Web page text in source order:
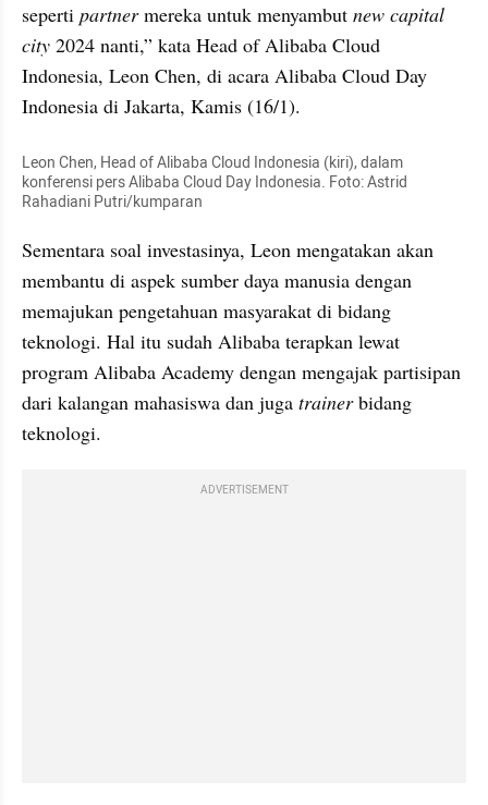
seperti partner mereka untuk menyambut new capital
city 2024 nanti,” kata Head of Alibaba Cloud
Indonesia, Leon Chen, di acara Alibaba Cloud Day
Indonesia di Jakarta, Kamis (16/1).
Leon Chen, Head of Alibaba Cloud Indonesia (kiri), dalam
konferensi pers Alibaba Cloud Day Indonesia. Foto: Astrid
Rahadiani Putri/kumparan
Sementara soal investasinya, Leon mengatakan akan
membantu di aspek sumber daya manusia dengan
memajukan pengetahuan masyarakat di bidang
teknologi. Hal itu sudah Alibaba terapkan lewat
program Alibaba Academy dengan mengajak partisipan
dari kalangan mahasiswa dan juga trainer bidang
teknologi.
ADVERTISEMENT